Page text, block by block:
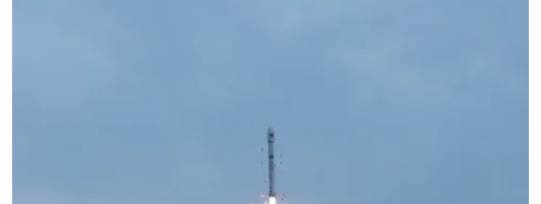
TIN CÙNG CHUYÊN MỤC
Khởi tố đối tượng giả danh Công an,